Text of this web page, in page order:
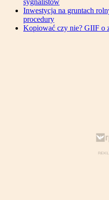
sygnalistów
Inwestycja na gruntach
procedury
Kopiować czy nie? GIIF o